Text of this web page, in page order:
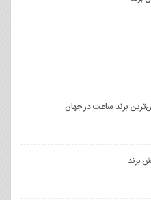
برند ساعت در جهان
برند